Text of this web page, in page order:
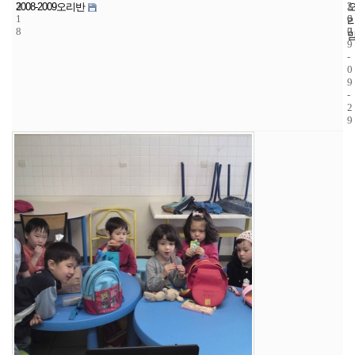
3
1
8
2008-2009오리반
2
6
7
2
0
0
9
-
0
9
-
2
9